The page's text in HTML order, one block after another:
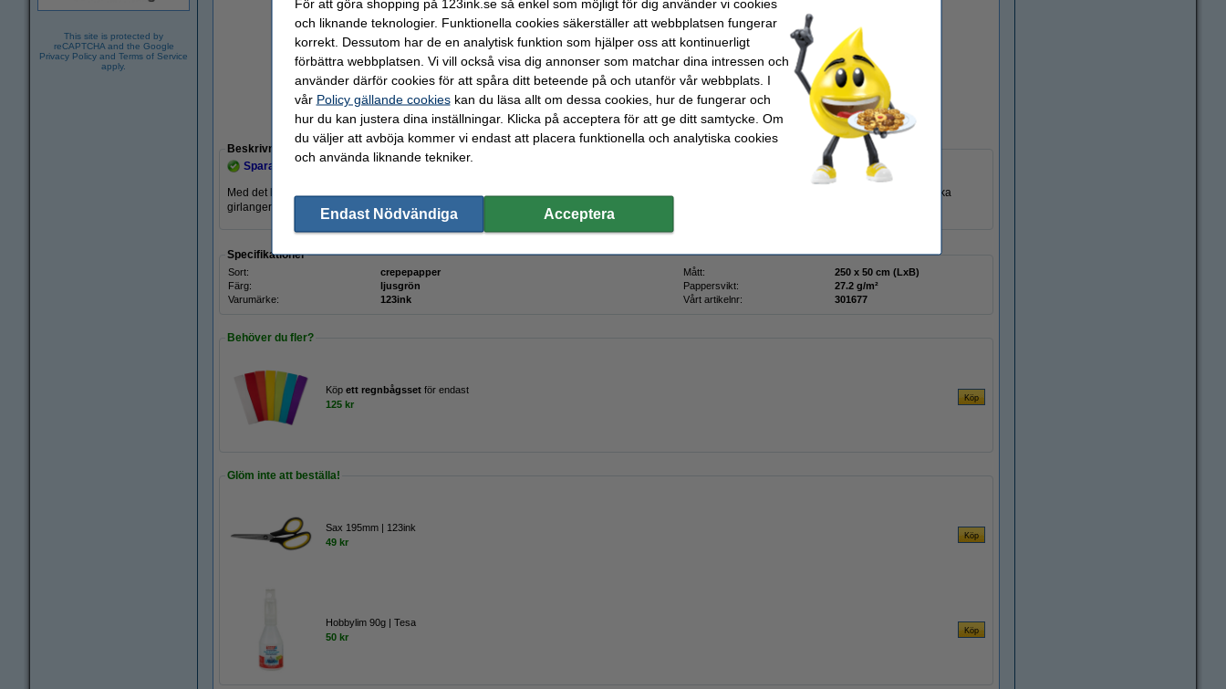
This site is protected by
reCAPTCHA and the Google
Privacy Policy and Terms of Service
apply.
Zoom
i lager
Beställ nu så skickar vi på måndag!
Beställ
Beskrivning
Spara upp till
Med det ljusgröna 123ink kräppappret går det att göra de snyggaste dekorationerna själv. Kräppapper erbjuder många möjligheter: från att tillverka
girlanger eller en festhatt till att göra blommor, rosetter eller en krans.
Specifikationer
Sort: crepepapper Mått:
250 x 50 cm (LxB)
Färg:
ljusgrön Pappersvikt:
27.2 g/m²
Varumärke:
123ink Vårt artikelnr: 301677
Behöver du fler?
Köp ett regnbågsset för endast
125 kr
Glöm inte att beställa!
Sax 195mm | 123ink
49 kr
Hobbylim 90g | Tesa
50 kr
och liknande teknologier. Funktionella cookies säkerställer att webbplatsen fungerar
korrekt. Dessutom har de en analytisk funktion som hjälper oss att kontinuerligt
förbättra webbplatsen. Vi vill också visa dig annonser som matchar dina intressen och
använder därför cookies för att spåra ditt beteende på och utanför vår webbplats. I
vår Policy gällande cookieskan du läsa allt om dessa cookies, hur de fungerar och
hur du kan justera dina inställningar. Klicka på acceptera för att ge ditt samtycke. Om
du väljer att avböja kommer vi endast att placera funktionella och analytiska cookies
och använda liknande tekniker.
Endast Nödvändiga Acceptera